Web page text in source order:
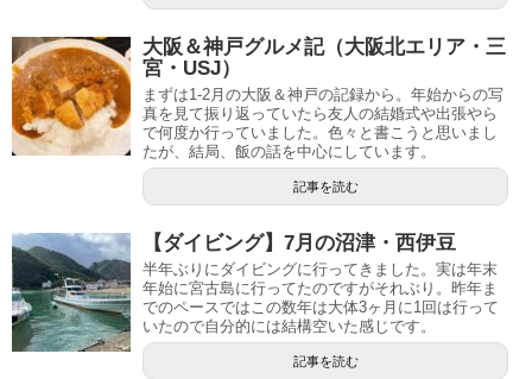
大阪＆神戸グルメ記（大阪北エリア・三
宮・USJ）
まずは1-2月の大阪＆神戸の記録から。年始からの写
真を見て振り返っていたら友人の結婚式や出張やら
で何度か行っていました。色々と書こうと思いまし
たが、結局、飯の話を中心にしています。
記事を読む
【ダイビング】7月の沼津・西伊豆
半年ぶりにダイビングに行ってきました。実は年末
年始に宮古島に行ってたのですがそれぶり。昨年ま
でのペースではこの数年は大体3ヶ月に1回は行って
いたので自分的には結構空いた感じです。
記事を読む